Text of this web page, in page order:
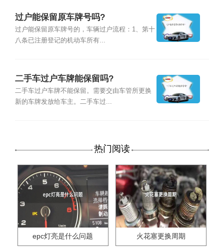
过户能保留原车牌号吗?
过户能保留原车牌号的，车辆过户流程：1、第十
八条已注册登记的机动车所有...
二手车过户车牌能保留吗?
二手车过户车牌不能保留。需要交由车管所更换
新的车牌发放给车主。二手车过...
热门阅读
epc灯亮是什么问题 火花塞更换周期